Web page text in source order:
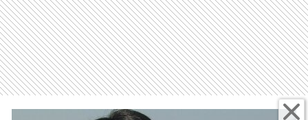
元で“ひとり”陸上に向き合う道 ユース五輪
銅メダリストの24歳のスプリンターが「ロス
五輪」を目指す